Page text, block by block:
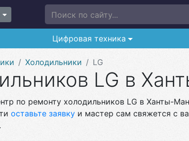
Поиск по сайту...
Цифровая техника
Холодильники LG
LG в
по ремонту холодильников LG в Ханты-
оставьте заявку и мастер сам свяжется с